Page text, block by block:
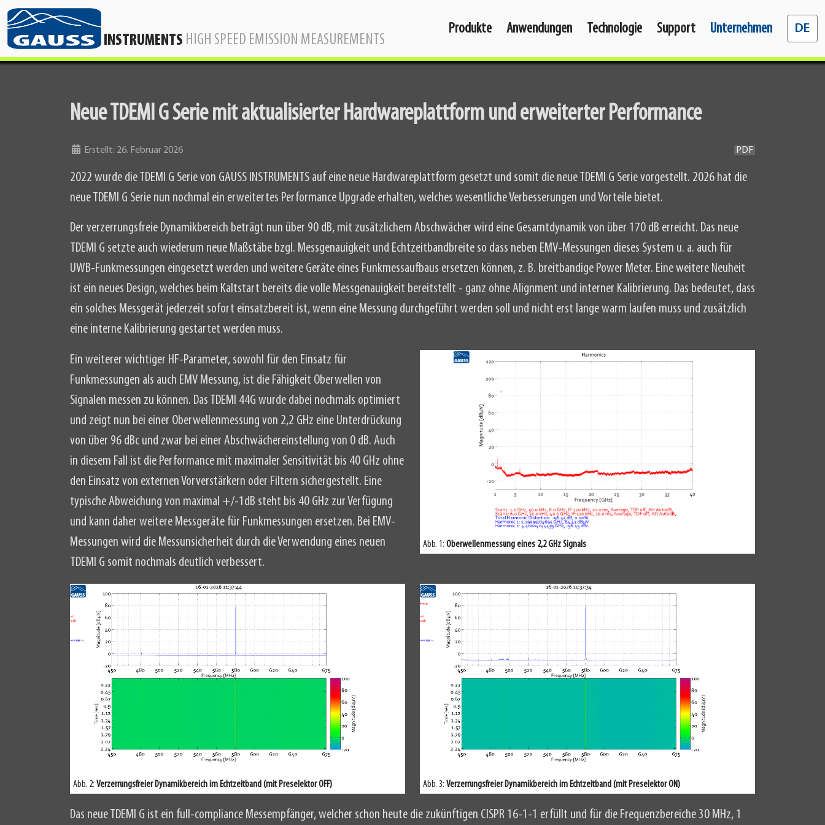
INSTRUMENTS HIGH SPEED EMISSION MEASUREMENTS
Produkte Anwendungen Technologie Support Unternehmen Sprache
DE
Neue TDEMI G Serie mit aktualisierter Hardwareplattform und erweiterter Performance
DetailsErstellt: 26. Februar 2026 PDF
2022 wurde die TDEMI G Serie von GAUSS INSTRUMENTS auf eine neue Hardwareplattform gesetzt und somit die neue TDEMI G Serie vorgestellt. 2026 hat die
neue TDEMI G Serie nun nochmal ein erweitertes Performance Upgrade erhalten, welches wesentliche Verbesserungen und Vorteile bietet.
Der verzerrungsfreie Dynamikbereich beträgt nun über 90 dB, mit zusätzlichem Abschwächer wird eine Gesamtdynamik von über 170 dB erreicht. Das neue
TDEMI G setzte auch wiederum neue Maßstäbe bzgl. Messgenauigkeit und Echtzeitbandbreite so dass neben EMV-Messungen dieses System u. a. auch für
UWB-Funkmessungen eingesetzt werden und weitere Geräte eines Funkmessaufbaus ersetzen können, z. B. breitbandige Power Meter. Eine weitere Neuheit
ist ein neues Design, welches beim Kaltstart bereits die volle Messgenauigkeit bereitstellt - ganz ohne Alignment und interner Kalibrierung. Das bedeutet, dass
ein solches Messgerät jederzeit sofort einsatzbereit ist, wenn eine Messung durchgeführt werden soll und nicht erst lange warm laufen muss und zusätzlich
eine interne Kalibrierung gestartet werden muss.
Ein weiterer wichtiger HF-Parameter, sowohl für den Einsatz für
Funkmessungen als auch EMV Messung, ist die Fähigkeit Oberwellen von
Signalen messen zu können. Das TDEMI 44G wurde dabei nochmals optimiert
und zeigt nun bei einer Oberwellenmessung von 2,2 GHz eine Unterdrückung
von über 96 dBc und zwar bei einer Abschwächereinstellung von 0 dB. Auch
in diesem Fall ist die Performance mit maximaler Sensitivität bis 40 GHz ohne
den Einsatz von externen Vorverstärkern oder Filtern sichergestellt. Eine
typische Abweichung von maximal +/-1dB steht bis 40 GHz zur Verfügung
und kann daher weitere Messgeräte für Funkmessungen ersetzen. Bei EMV-
Messungen wird die Messunsicherheit durch die Verwendung eines neuen
TDEMI G somit nochmals deutlich verbessert.
Abb. 1: Oberwellenmessung eines 2,2 GHz Signals
Abb. 2: Verzerrungsfreier Dynamikbereich im Echtzeitband (mit Preselektor OFF) Abb. 3: Verzerrungsfreier Dynamikbereich im Echtzeitband (mit Preselektor ON)
Das neue TDEMI G ist ein full-compliance Messempfänger, welcher schon heute die zukünftigen CISPR 16-1-1 erfüllt und für die Frequenzbereiche 30 MHz, 1